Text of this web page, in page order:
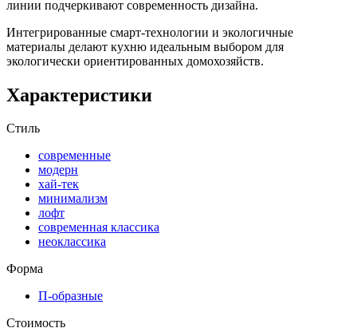
линии подчеркивают современность дизайна.
Интегрированные смарт-технологии и экологичные
материалы делают кухню идеальным выбором для
экологически ориентированных домохозяйств.
Характеристики
Стиль
современные
модерн
хай-тек
минимализм
лофт
современная классика
неоклассика
Форма
П-образные
Стоимость